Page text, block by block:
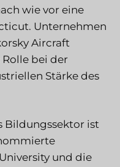
wie vor eine
Unternehmen
Aircraft
bei der
Stärke des
Bildungssektor ist
und die